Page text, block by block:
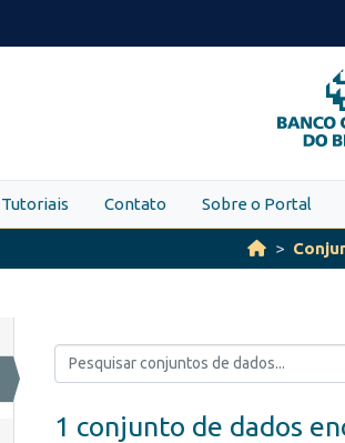
Tutoriais Contato Sobre o Portal
1 conjunto de dados